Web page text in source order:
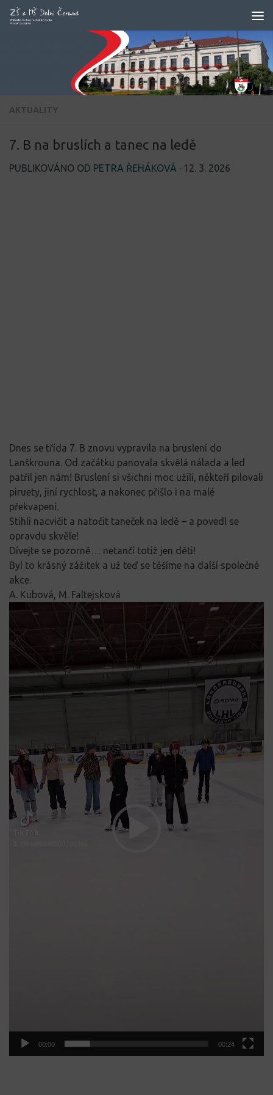
Skip to content
AKTUALITY
7. B na bruslích a tanec na ledě
PUBLIKOVÁNO OD PETRA ŘEHÁKOVÁ · 12. 3. 2026
Dnes se třída 7. B znovu vypravila na bruslení do
Lanškrouna. Od začátku panovala skvělá nálada a led
patřil jen nám! Bruslení si všichni moc užili, někteří pilovali
piruety, jiní rychlost, a nakonec přišlo i na malé
překvapení.
Stihli nacvičit a natočit taneček na ledě – a povedl se
opravdu skvěle!
Dívejte se pozorně… netančí totiž jen děti!
Byl to krásný zážitek a už teď se těšíme na další společné
akce.
A. Kubová, M. Faltejsková
Video
00:00 00:24